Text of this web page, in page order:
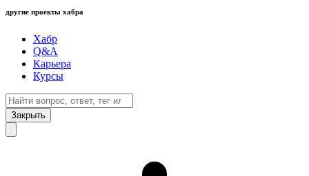
другие проекты хабра
Хабр
Q&A
Карьера
Курсы
Закрыть